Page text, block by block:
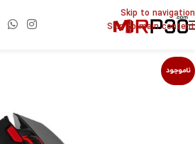
Skip to navigation
Skip to main content
ناموجود